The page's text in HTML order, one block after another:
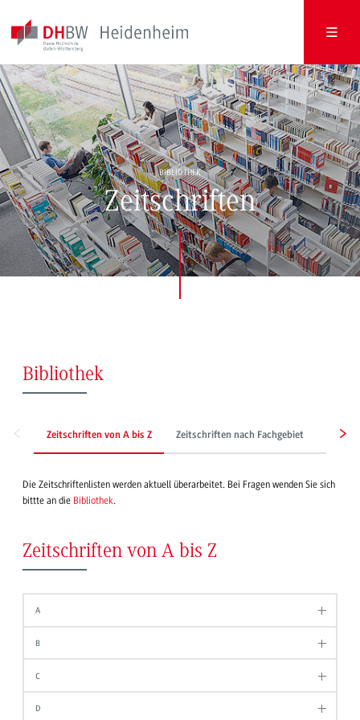
BIBLIOTHEK
Zeitschriften
Bibliothek
Zeitschriften von A bis Z Zeitschriften nach Fachgebiet
Die Zeitschriftenlisten werden aktuell überarbeitet. Bei Fragen wenden Sie sich
bittte an die Bibliothek.
Zeitschriften von A bis Z
A
B
C
D